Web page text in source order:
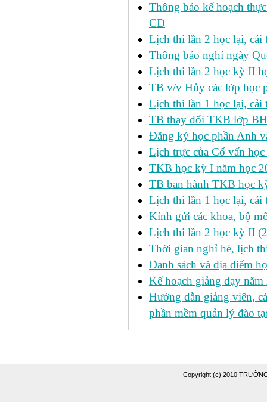
Thông báo kế hoạch
CĐ
Lịch thi lần 2 học lại, cải
Thông báo nghỉ ngày
Lịch thi lần 2 học kỳ II
TB v/v Hủy các lớp học
Lịch thi lần 1 học lại, cải
TB thay đổi TKB lớp
Đăng ký học phần Anh
Lịch trực của Cố vấn học
TKB học kỳ I năm học
TB ban hành TKB học
Lịch thi lần 1 học lại, cải
Kính gửi các khoa, bộ
Lịch thi lần 2 học kỳ II
Thời gian nghỉ hè, lịch
Danh sách và địa điểm
Kế hoạch giảng dạy
Hướng dẫn giảng viên,
phần mềm quản lý đào
Copyright (c) 2010